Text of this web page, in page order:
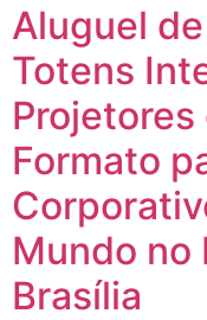
Aluguel
Totens
Projetores
Formato
Mundo no
Brasília